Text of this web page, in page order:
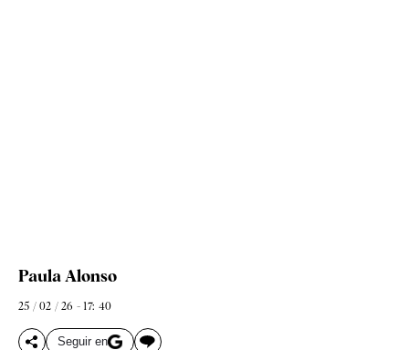
Paula Alonso
25 / 02 / 26 - 17: 40
Seguir en